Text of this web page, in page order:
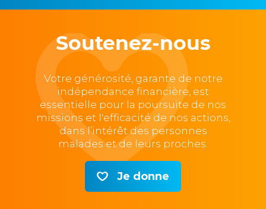
Soutenez-nous
Votre générosité, garante de notre
indépendance financière, est
essentielle pour la poursuite de nos
missions et l'efficacité de nos actions,
dans l’intérêt des personnes
malades et de leurs proches.
Je donne